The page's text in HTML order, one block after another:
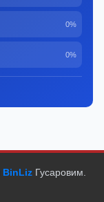
0%
0%
BinLiz Гусаровим.